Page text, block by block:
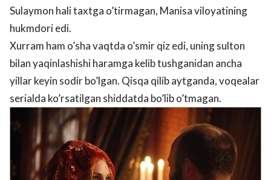
Sulaymon hali taxtga o’tirmagan, Manisa viloyatining
hukmdori edi.
Xurram ham o’sha vaqtda o’smir qiz edi, uning sulton
bilan yaqinlashishi haramga kelib tushganidan ancha
yillar keyin sodir bo’lgan. Qisqa qilib aytganda, voqealar
serialda ko’rsatilgan shiddatda bo’lib o’tmagan.